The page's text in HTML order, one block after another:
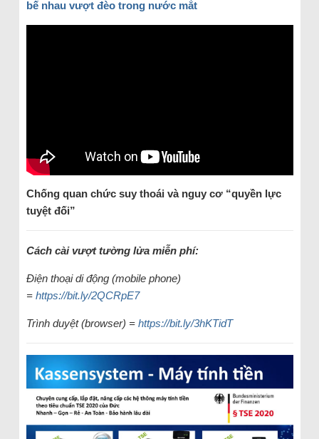
bế nhau vượt đèo trong nước mắt
Chống quan chức suy thoái và nguy cơ “quyền lực
tuyệt đối”
Cách cài vượt tường lửa miễn phí:
Điện thoại di động (mobile phone)
= https://bit.ly/2QCRpE7
Trình duyệt (browser) = https://bit.ly/3hKTidT